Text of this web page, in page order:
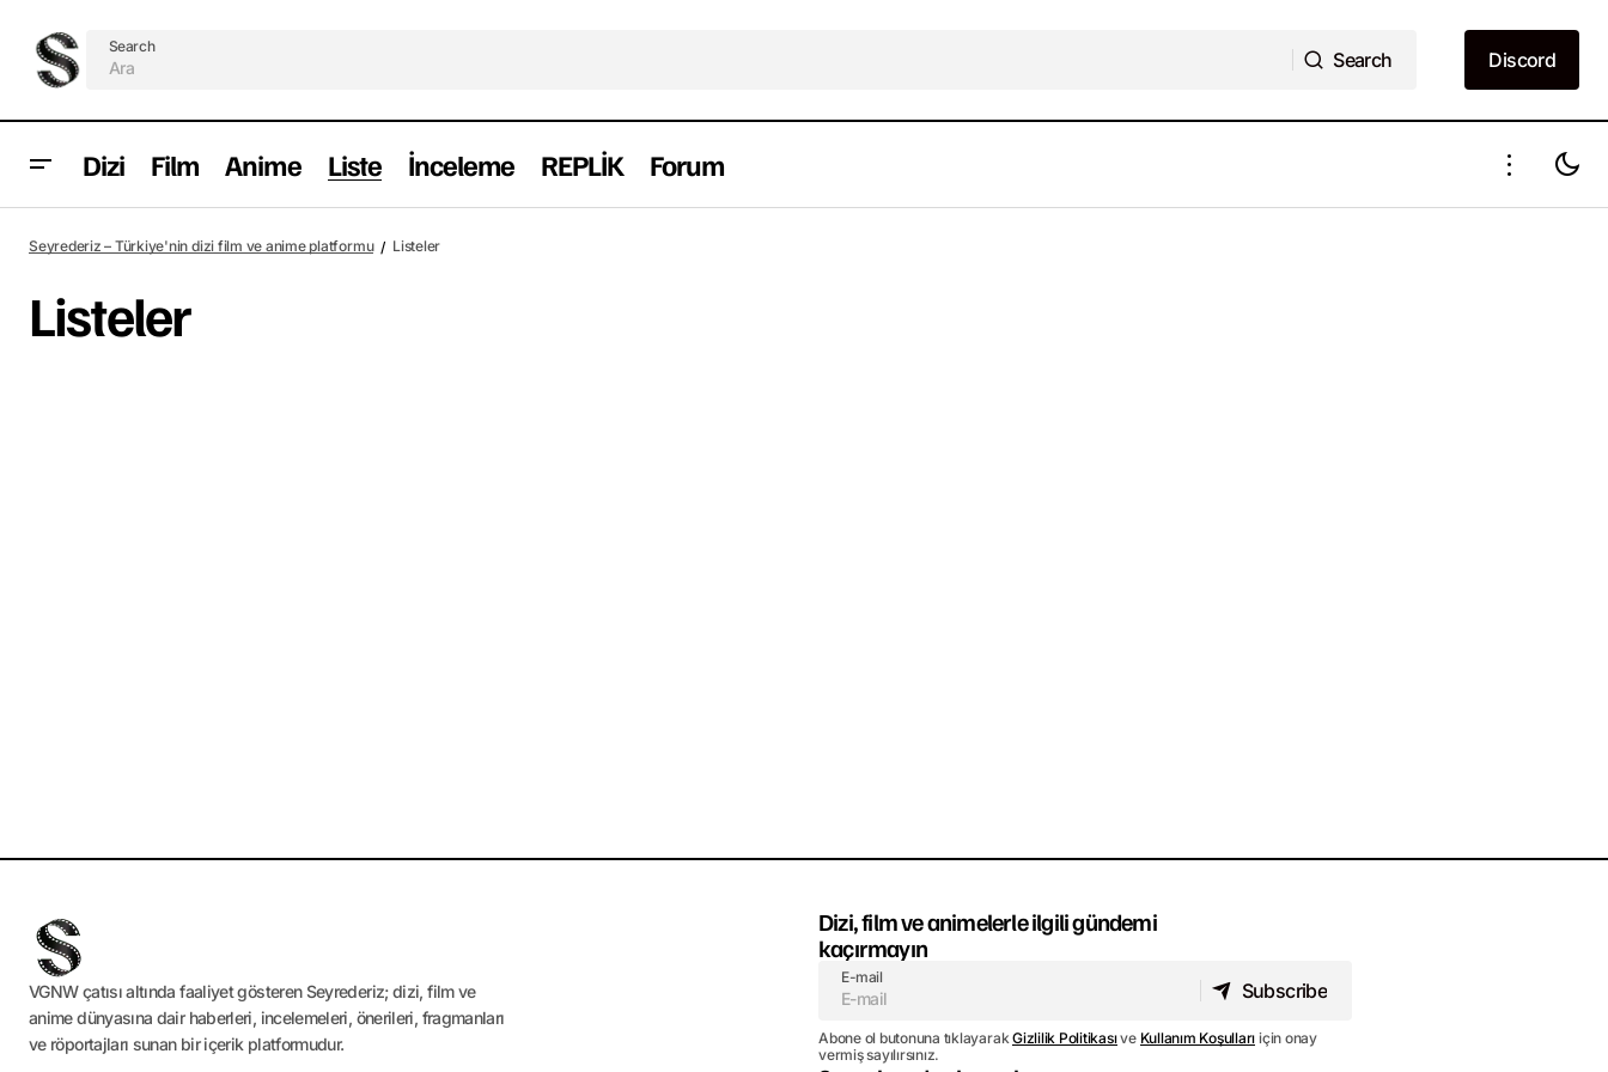
Search
Search
Discord
Discord
Dizi Film Anime Liste İnceleme REPLİK Forum
Seyrederiz – Türkiye'nin dizi film ve anime platformu Listeler
Listeler
VGNW çatısı altında faaliyet gösteren Seyrederiz; dizi, film ve
anime dünyasına dair haberleri, incelemeleri, önerileri, fragmanları
ve röportajları sunan bir içerik platformudur.
Dizi, film ve animelerle ilgili gündemi
kaçırmayın
E-mail
Subscribe
Abone ol butonuna tıklayarakGizlilik Politikasıve Kullanım Koşulları için onay
vermiş sayılırsınız.